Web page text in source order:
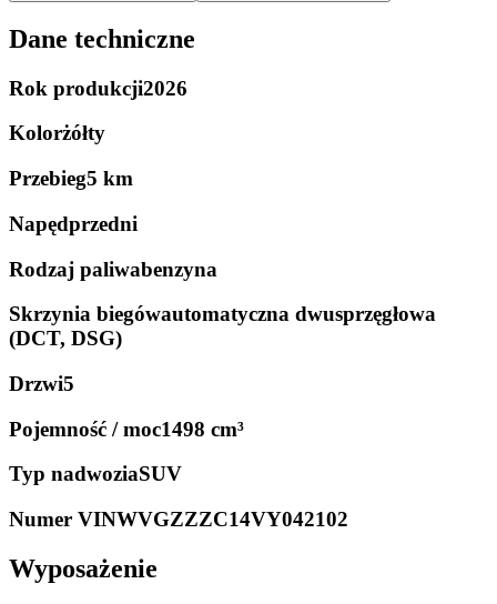
Dane techniczne
Rok produkcji2026
Kolorżółty
Przebieg5 km
Napędprzedni
Rodzaj paliwabenzyna
Skrzynia biegówautomatyczna dwusprzęgłowa
(DCT, DSG)
Drzwi5
Pojemność / moc1498 cm³
Typ nadwoziaSUV
Numer VINWVGZZZC14VY042102
Wyposażenie